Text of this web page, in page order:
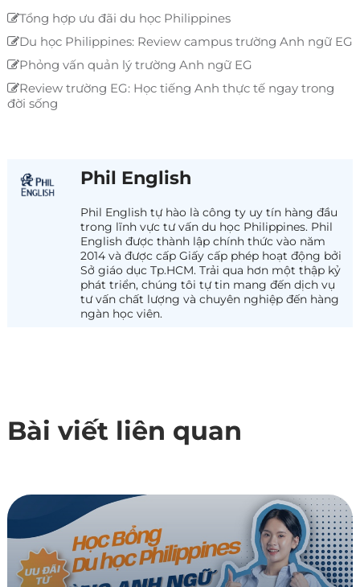
Tổng hợp ưu đãi du học Philippines
Du học Philippines: Review campus trường Anh ngữ EG
Phỏng vấn quản lý trường Anh ngữ EG
Review trường EG: Học tiếng Anh thực tế ngay trong
đời sống
Phil English
Phil English tự hào là công ty uy tín hàng đầu
trong lĩnh vực tư vấn du học Philippines. Phil
English được thành lập chính thức vào năm
2014 và được cấp Giấy cấp phép hoạt động bởi
Sở giáo dục Tp.HCM. Trải qua hơn một thập kỷ
phát triển, chúng tôi tự tin mang đến dịch vụ
tư vấn chất lượng và chuyên nghiệp đến hàng
ngàn học viên.
Bài viết liên quan